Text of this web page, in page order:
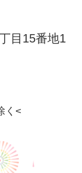
目15番地1
<